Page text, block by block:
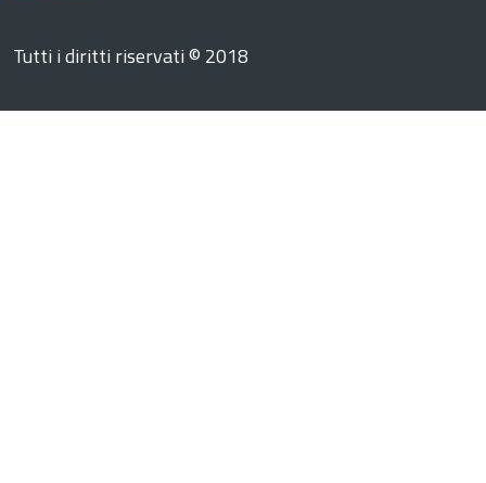
Tutti i diritti riservati © 2018